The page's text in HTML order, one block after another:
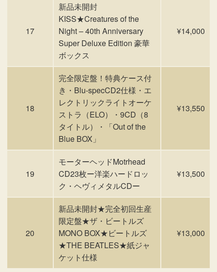
17
新品未開封
KISS★Creatures of the
Night – 40th Anniversary
Super Deluxe Edition 豪華
ボックス
¥14,000
18
完全限定盤！特典ケース付
き・Blu-specCD2仕様・エ
レクトリックライトオーケ
ストラ（ELO）・9CD（8
タイトル）・「Out of the
Blue BOX」
¥13,550
19
モーターヘッドMotrhead
CD23枚ー洋楽ハードロッ
ク・ヘヴィメタルCDー
¥13,500
20
新品未開封★完全初回生産
限定盤★ザ・ビートルズ
MONO BOX★ビートルズ
★THE BEATLES★紙ジャ
ケット仕様
¥13,000